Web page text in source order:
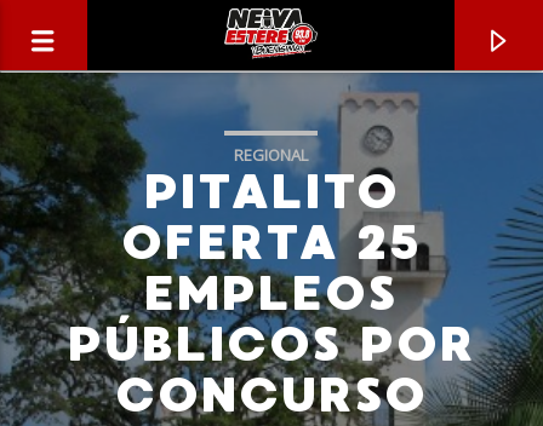
REGIONAL
PITALITO
OFERTA 25
EMPLEOS
PÚBLICOS POR
CONCURSO